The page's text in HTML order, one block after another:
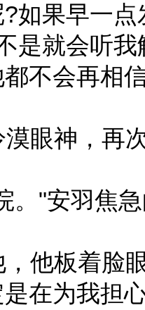
如果早一
是就会听
不会再相
眼神，再
"安羽焦
他板着脸
在为我担